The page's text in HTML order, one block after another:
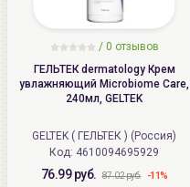
/ 0 отзывов
ГЕЛЬТЕК dermatology Крем
увлажняющий Microbiome Care,
240мл, GELTEK
GELTEK ( ГЕЛЬТЕК ) (Россия)
Код: 4610094695929
76.99 руб. 87.02 руб. -11%